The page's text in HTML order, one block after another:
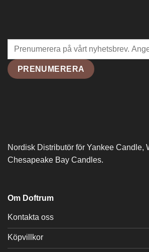
Nordisk Distributör för Yankee Candle,
Chesapeake Bay Candles.
Om Doftrum
Kontakta oss
Köpvillkor